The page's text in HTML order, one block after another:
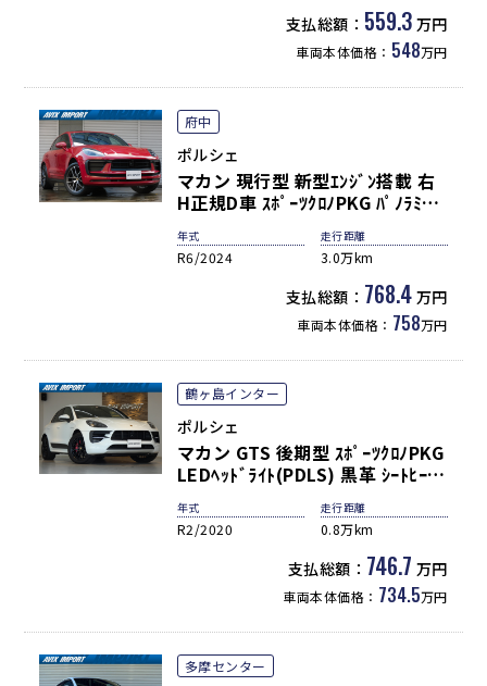
PASM 純正18AW 禁煙
支払総額： 559.3 万円
車両本体価格： 548万円
府中
ポルシェ
マカン 現行型 新型ｴﾝｼﾞﾝ搭載 右
H正規D車 ｽﾎﾟｰﾂｸﾛﾉPKG ﾊﾟﾉﾗﾐｯｸ
AC PCMﾅﾋﾞ(10.9ｲﾝﾁ) 全周C＆
PAS ACC＆LCA＆LDW LEDﾍｯﾄﾞﾗ
ｲﾄ(PDLS付) ｺﾝﾌｫｰﾄA 電動Rｹﾞｰﾄ
純正20ｲﾝﾁAW 禁煙 新車保証継承
年式
R6/2024
走行距離
3.0万km
支払総額： 768.4 万円
車両本体価格： 758万円
鶴ヶ島インター
ポルシェ
マカン GTS 後期型 ｽﾎﾟｰﾂｸﾛﾉPKG
LEDﾍｯﾄﾞﾗｲﾄ(PDLS) 黒革 ｼｰﾄﾋｰﾀｰ
3ｿﾞｰﾝAC LKA&LCA PCMﾅﾋﾞ社外
地ﾃﾞｼﾞ ｻﾗｳﾝﾄﾞｶﾒﾗ&PAS ACC ｺﾝﾌ
ｫｰﾄA PASM ｽﾎﾟｴｸﾞ 純正20AW 禁
煙 ﾜﾝｵｰﾅｰ 正規D車
年式
R2/2020
走行距離
0.8万km
支払総額： 746.7 万円
車両本体価格： 734.5万円
多摩センター